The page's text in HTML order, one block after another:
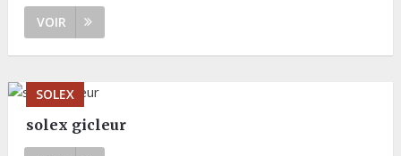
VOIR
SOLEX
solex gicleur